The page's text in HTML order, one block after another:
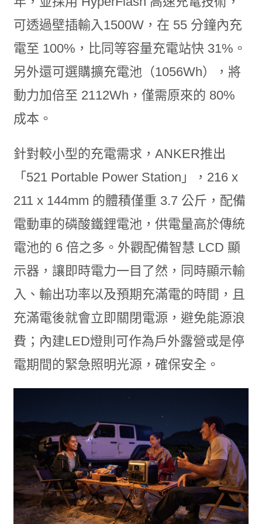
可透過壁插輸入1500W，在 55 分鐘內充
電至 100%，比同等容量充電站快 31%。
另外還可選購擴充電池（1056Wh），將
動力加倍至 2112Wh，僅需原來的 80%
成本。
針對較小型的充電需求，ANKER推出
「521 Portable Power Station」，216 x
211 x 144mm 的體積僅重 3.7 公斤，配備
電動車的磷酸鐵鋰電池，供電量高於傳統
電池的 6 倍之多。外觀配備智慧 LCD 顯
示器，讓即時電力一目了然，同時顯示輸
入、輸出功率以及預期充滿電的時間，且
充滿電後就會立即關閉電源，避免能源浪
費；內建LED燈則可作為戶外露營或是停
電期間的緊急照明光源，確保安全。